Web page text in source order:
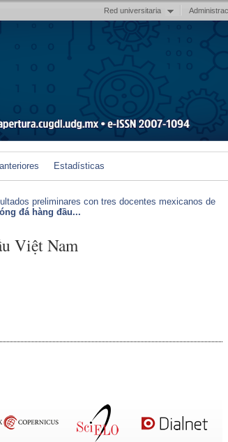
Red universitaria
Estadísticas
preliminares con tres docentes mexicanos de
đá hàng đầu...
Việt Nam